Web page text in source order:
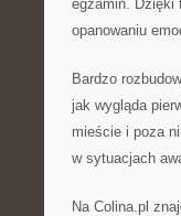
egzamin. Dzięki
opanowaniu
Bardzo
jak wygląda
mieście i poza
w sytuacjach
Na Colina.pl